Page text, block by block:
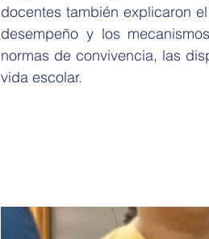
docentes también explicaron
desempeño y los
normas de convivencia, las
vida escolar.